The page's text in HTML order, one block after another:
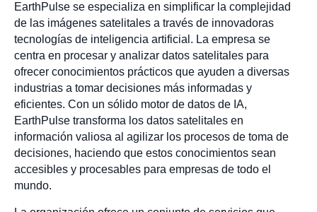
EarthPulse se especializa en simplificar la complejidad
de las imágenes satelitales a través de innovadoras
tecnologías de inteligencia artificial. La empresa se
centra en procesar y analizar datos satelitales para
ofrecer conocimientos prácticos que ayuden a diversas
industrias a tomar decisiones más informadas y
eficientes. Con un sólido motor de datos de IA,
EarthPulse transforma los datos satelitales en
información valiosa al agilizar los procesos de toma de
decisiones, haciendo que estos conocimientos sean
accesibles y procesables para empresas de todo el
mundo.